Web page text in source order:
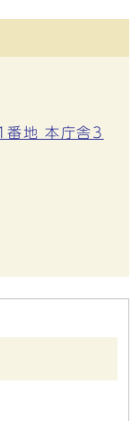
地 本庁舎3